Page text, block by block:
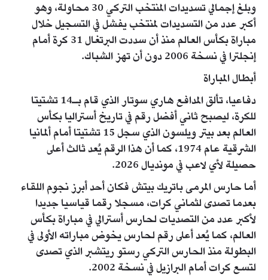
وبلغ إجمالي تسديدات المنتخب التركي 30 محاولة، وهو
أكبر عدد من التسديدات لمنتخب يفشل في التسجيل خلال
مباراة بكأس العالم منذ أن سددت البرتغال 31 كرة أمام
إنجلترا في نسخة 2006 دون أن تهز الشباك.
أبطال المباراة
دفاعيا، تألق المدافع هاري سوتار الذي قام بـ14 تشتيتا
للكرة، ليصبح ثاني أفضل رقم في تاريخ أستراليا بكأس
العالم بعد بيتر ويلسون الذي سجل 15 تشتيتا أمام ألمانيا
الشرقية عام 1974، كما أن هذا الرقم يُعد ثالث أعلى
حصيلة لأي لاعب في مونديال 2026.
أما حارس المرمى باتريك بيتش فكان أحد أبرز نجوم اللقاء
بعدما تصدى لثماني كرات، مسجلا رقما قياسيا جديدا
لأكبر عدد من التصديات لحارس أسترالي في مباراة بكأس
العالم، كما يُعد أعلى رقم لحارس يخوض مباراته الأولى في
البطولة منذ الحارس التركي رستو ريتشبر الذي تصدى
لتسع كرات أمام البرازيل في نسخة 2002.